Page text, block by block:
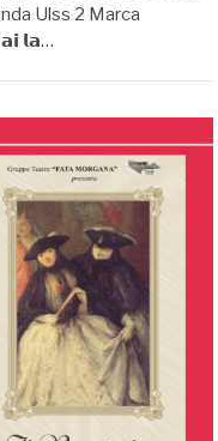
Ulss 2 Marca
𝗹𝗮…